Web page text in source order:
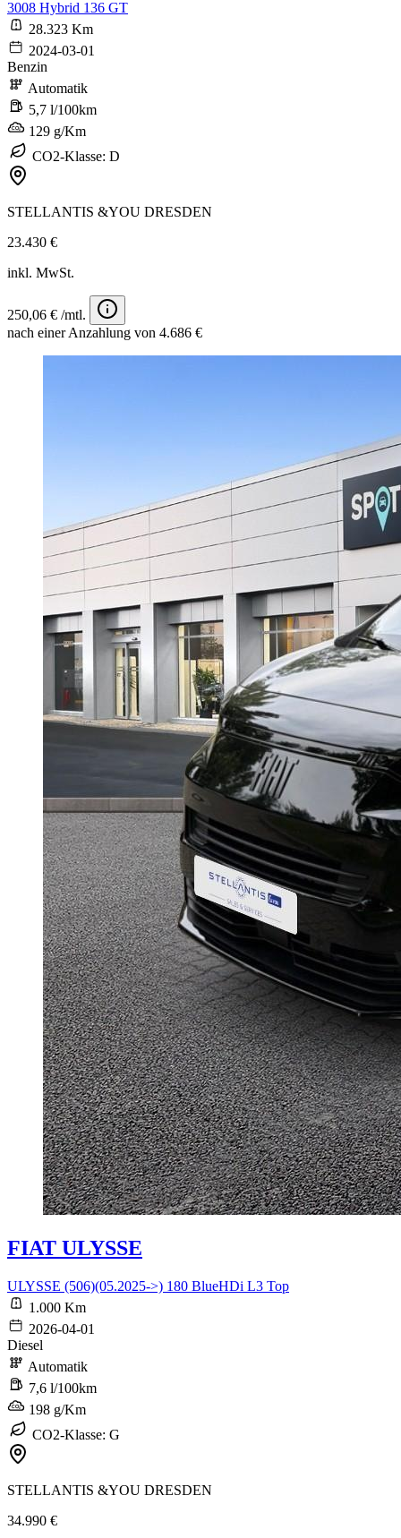
3008 Hybrid 136 GT
28.323 Km
2024-03-01
Benzin
Automatik
5,7 l/100km
129 g/Km
CO2-Klasse: D
STELLANTIS &YOU DRESDEN
23.430 €
inkl. MwSt.
250,06 € /mtl.
nach einer Anzahlung von 4.686 €
FIAT ULYSSE
ULYSSE (506)(05.2025->) 180 BlueHDi L3 Top
1.000 Km
2026-04-01
Diesel
Automatik
7,6 l/100km
198 g/Km
CO2-Klasse: G
STELLANTIS &YOU DRESDEN
34.990 €